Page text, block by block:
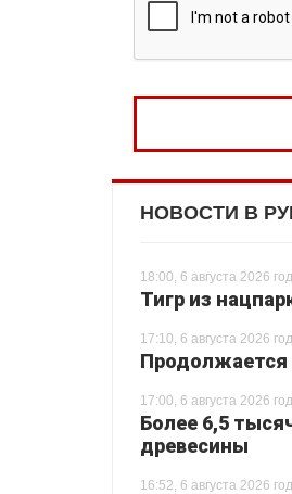
НОВОСТИ В
18:00, 6 августа 2026
Тигр из
17:10, 6 августа 2026
Продолжается
17:00, 6 августа 2026
Более 6,5
древесины
16:52, 6 августа 2026